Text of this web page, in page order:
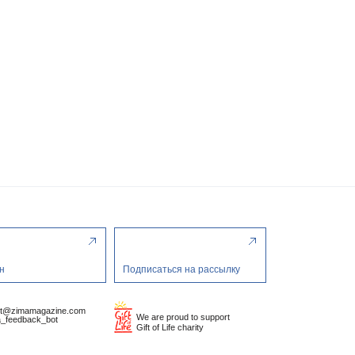
Подписаться на рассылку
We are proud to support
Gift of Life charity